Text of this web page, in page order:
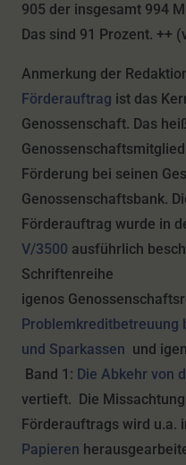
905 der insgesamt 994
Das sind 91 Prozent. ++
Anmerkung der
Förderauftrag ist das
Genossenschaft. Das
Förderung bei seinen
Genossenschaftsbank.
Förderauftrag wurde in
V/3500 ausführlich
Schriftenreihe
igenos
Problemkreditbetreuung
und Sparkassen und
Band 1: Die Abkehr von
vertieft. Die
Förderauftrags wird u.a.
Papieren